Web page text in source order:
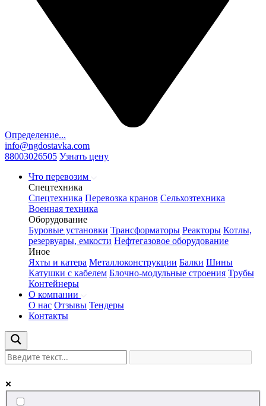
Определение...
info@ngdostavka.com
88003026505 Узнать цену
Что перевозим
Спецтехника
Спецтехника Перевозка кранов Сельхозтехника
Военная техника
Оборудование
Буровые установки Трансформаторы Реакторы Котлы,
резервуары, емкости Нефтегазовое оборудование
Иное
Яхты и катера Металлоконструкции Балки Шины
Катушки с кабелем Блочно-модульные строения Трубы
Контейнеры
О компании
О нас Отзывы Тендеры
Контакты